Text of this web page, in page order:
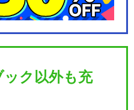
ク以外も充